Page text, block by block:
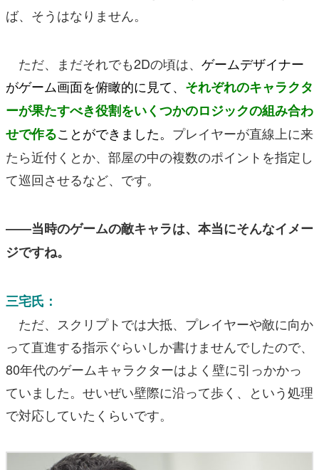
ば、そうはなりません。
ただ、まだそれでも2Dの頃は、 ゲームデザイナー
がゲーム画面を俯瞰的に見て、 それぞれのキャラクタ
ーが果たすべき役割をいくつかのロジックの組み合わ
せで作ることができました。 プレイヤーが直線上に来
たら近付くとか、部屋の中の複数のポイントを指定し
て巡回させるなど、です。
――当時のゲームの敵キャラは、本当にそんなイメー
ジですね。
三宅氏：
ただ、スクリプトでは大抵、プレイヤーや敵に向か
って直進する指示ぐらいしか書けませんでしたので、
80年代のゲームキャラクターはよく壁に引っかかっ
ていました。せいぜい壁際に沿って歩く、という処理
で対応していたくらいです。